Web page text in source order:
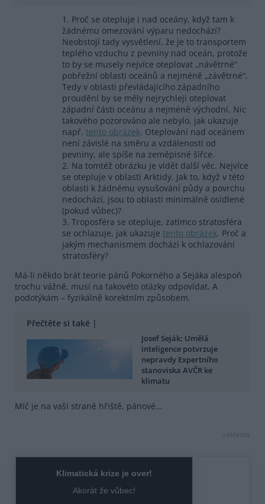
1. Proč se otepluje i nad oceány, když tam k
žádnému omezování výparu nedochází?
Neobstojí tady vysvětlení, že je to transportem
teplého vzduchu z pevniny nad oceán, protože
to by se musely nejvíce oteplovat „návětrné“
pobřežní oblasti oceánů a nejméně „závětrné“.
Tedy v oblasti převládajícího západního
proudění by se měly nejrychleji oteplovat
západní části oceánu a nejméně východní. Nic
takového pozorováno ale nebylo, jak ukazuje
např. tento obrázek. Oteplování nad oceánem
není závislé na směru a vzdálenosti od
pevniny, ale spíše na zeměpisné šířce.
2. Na tomtéž obrázku je vidět další věc. Nejvíce
se otepluje v oblasti Arktidy. Jak to, když v této
oblasti k žádnému vysušování půdy a povrchu
nedochází, jsou to oblasti minimálně osídlené
(pokud vůbec)?
3. Troposféra se otepluje, zatímco stratosféra
se ochlazuje, jak ukazuje tento obrázek. Proč a
jakým mechanismem dochází k ochlazování
stratosféry?
Má-li někdo brát teorie pánů Pokorného a Sejáka alespoň
trochu vážně, musí na takovéto otázky odpovídat. A
podotýkám – fyzikálně korektním způsobem.
Přečtěte si také |
Josef Seják: Umělá
inteligence potvrzuje
nepravdy Expertního
stanoviska AVČR ke
klimatu
Míč je na vaší straně hřiště, pánové…
reklama